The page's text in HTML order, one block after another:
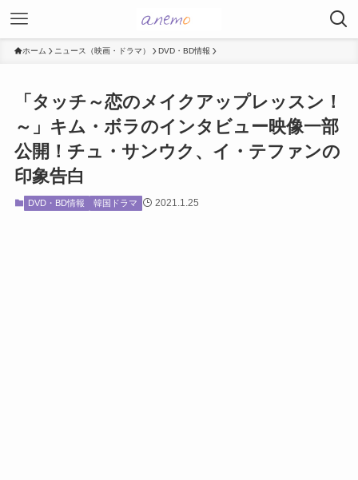
ホーム ニュース（映画・ドラマ） DVD・BD情報
「タッチ～恋のメイクアップレッスン！
～」キム・ボラのインタビュー映像一部
公開！チュ・サンウク、イ・テファンの
印象告白
DVD・BD情報 韓国ドラマ 2021.1.25